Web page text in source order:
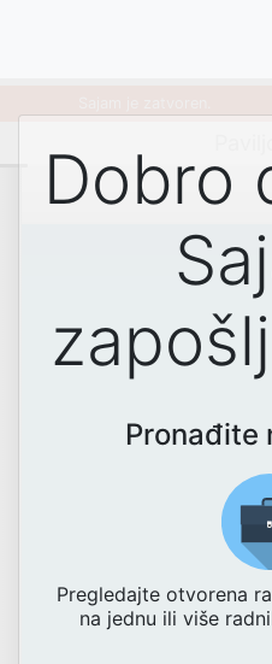
Dobro
Pronađite
Pregledajte otvorena
na jednu ili više